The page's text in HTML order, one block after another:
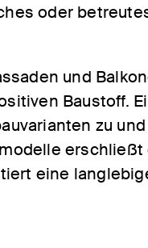
oder
und
Baustoff.
zu
eine